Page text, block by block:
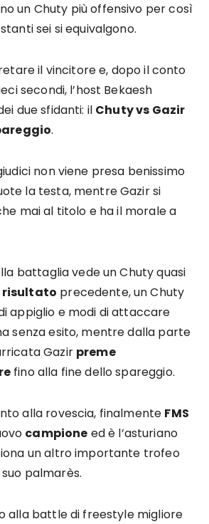
un Chuty più offensivo per così
sei si equivalgono.
il vincitore e, dopo il conto
secondi, l’host Bekaesh
due sfidanti: il Chuty vs Gazir
.
non viene presa benissimo
la testa, mentre Gazir si
mai al titolo e ha il morale a
battaglia vede un Chuty quasi
precedente, un Chuty
appiglio e modi di attaccare
senza esito, mentre dalla parte
Gazir preme
fino alla fine dello spareggio.
alla rovescia, finalmente FMS
campione ed è l’asturiano
un altro importante trofeo
palmarès.
alla battle di freestyle migliore